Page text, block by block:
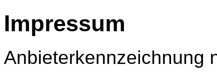
Impressum
Anbieterkennzeichnung